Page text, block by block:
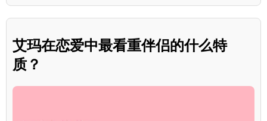
艾玛在恋爱中最看重伴侣的什么特
质？